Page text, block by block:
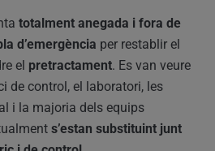
totalment anegada i fora de
d’emergència per restablir el
el pretractament. Es van veure
de control, el laboratori, les
i la majoria dels equips
s’estan substituint junt